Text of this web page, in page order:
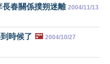
長春關係撲朔迷離 2004/11/13
時候了 🖼️ 2004/10/27